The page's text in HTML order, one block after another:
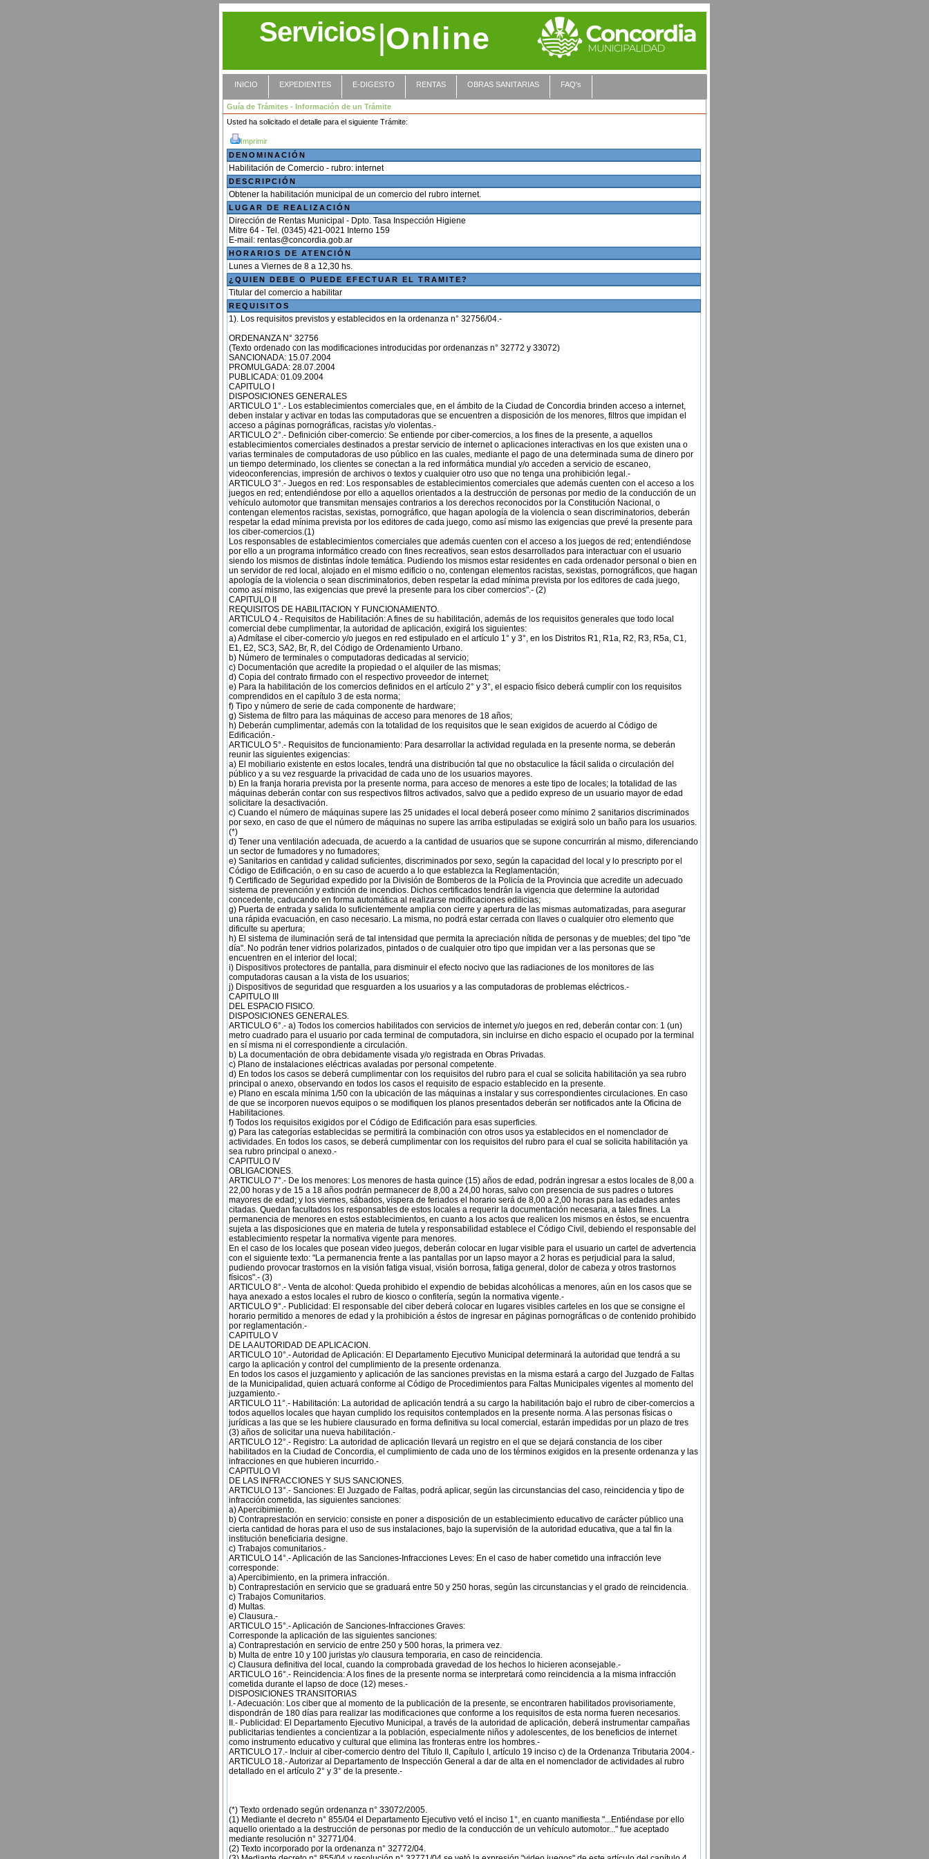
Servicios|Online
INICIO EXPEDIENTES E-DIGESTO RENTAS OBRAS SANITARIAS FAQ's
Guía de Trámites - Información de un Trámite
Usted ha solicitado el detalle para el siguiente Trámite:
Imprimir
DENOMINACIÓN
Habilitación de Comercio - rubro: internet
DESCRIPCIÓN
Obtener la habilitación municipal de un comercio del rubro internet.
LUGAR DE REALIZACIÓN
Dirección de Rentas Municipal - Dpto. Tasa Inspección Higiene
Mitre 64 - Tel. (0345) 421-0021 Interno 159
HORARIOS DE ATENCIÓN
Lunes a Viernes de 8 a 12,30 hs.
¿QUIEN DEBE O PUEDE EFECTUAR EL TRAMITE?
Titular del comercio a habilitar
REQUISITOS
1). Los requisitos previstos y establecidos en la ordenanza n° 32756/04.- ORDENANZA N° 32756 (Texto ordenado con las modificaciones introducidas por ordenanzas n° 32772 y 33072) SANCIONADA: 15.07.2004 PROMULGADA: 28.07.2004 PUBLICADA: 01.09.2004 CAPITULO I DISPOSICIONES GENERALES ARTICULO 1°.- Los establecimientos comerciales que, en el ámbito de la Ciudad de Concordia brinden acceso a internet, deben instalar y activar en todas las computadoras que se encuentren a disposición de los menores, filtros que impidan el acceso a páginas pornográficas, racistas y/o violentas.- ARTICULO 2°.- Definición ciber-comercio: Se entiende por ciber-comercios, a los fines de la presente, a aquellos establecimientos comerciales destinados a prestar servicio de internet o aplicaciones interactivas en los que existen una o varias terminales de computadoras de uso público en las cuales, mediante el pago de una determinada suma de dinero por un tiempo determinado, los clientes se conectan a la red informática mundial y/o acceden a servicio de escaneo, videoconferencias, impresión de archivos o textos y cualquier otro uso que no tenga una prohibición legal.- ARTICULO 3°.- Juegos en red: Los responsables de establecimientos comerciales que además cuenten con el acceso a los juegos en red; entendiéndose por ello a aquellos orientados a la destrucción de personas por medio de la conducción de un vehículo automotor que transmitan mensajes contrarios a los derechos reconocidos por la Constitución Nacional, o contengan elementos racistas, sexistas, pornográfico, que hagan apología de la violencia o sean discriminatorios, deberán respetar la edad mínima prevista por los editores de cada juego, como así mismo las exigencias que prevé la presente para los ciber-comercios.(1) Los responsables de establecimientos comerciales que además cuenten con el acceso a los juegos de red; entendiéndose por ello a un programa informático creado con fines recreativos, sean estos desarrollados para interactuar con el usuario siendo los mismos de distintas índole temática. Pudiendo los mismos estar residentes en cada ordenador personal o bien en un servidor de red local, alojado en el mismo edificio o no, contengan elementos racistas, sexistas, pornográficos, que hagan apología de la violencia o sean discriminatorios, deben respetar la edad mínima prevista por los editores de cada juego, como así mismo, las exigencias que prevé la presente para los ciber comercios".- (2) CAPITULO II REQUISITOS DE HABILITACION Y FUNCIONAMIENTO. ARTICULO 4.- Requisitos de Habilitación: A fines de su habilitación, además de los requisitos generales que todo local comercial debe cumplimentar, la autoridad de aplicación, exigirá los siguientes: a) Admítase el ciber-comercio y/o juegos en red estipulado en el artículo 1° y 3°, en los Distritos R1, R1a, R2, R3, R5a, C1, E1, E2, SC3, SA2, Br, R, del Código de Ordenamiento Urbano. b) Número de terminales o computadoras dedicadas al servicio; c) Documentación que acredite la propiedad o el alquiler de las mismas; d) Copia del contrato firmado con el respectivo proveedor de internet; e) Para la habilitación de los comercios definidos en el artículo 2° y 3°, el espacio físico deberá cumplir con los requisitos comprendidos en el capítulo 3 de esta norma; f) Tipo y número de serie de cada componente de hardware; g) Sistema de filtro para las máquinas de acceso para menores de 18 años; h) Deberán cumplimentar, además con la totalidad de los requisitos que le sean exigidos de acuerdo al Código de Edificación.- ARTICULO 5°.- Requisitos de funcionamiento: Para desarrollar la actividad regulada en la presente norma, se deberán reunir las siguientes exigencias: a) El mobiliario existente en estos locales, tendrá una distribución tal que no obstaculice la fácil salida o circulación del público y a su vez resguarde la privacidad de cada uno de los usuarios mayores. b) En la franja horaria prevista por la presente norma, para acceso de menores a este tipo de locales; la totalidad de las máquinas deberán contar con sus respectivos filtros activados, salvo que a pedido expreso de un usuario mayor de edad solicitare la desactivación. c) Cuando el número de máquinas supere las 25 unidades el local deberá poseer como mínimo 2 sanitarios discriminados por sexo, en caso de que el número de máquinas no supere las arriba estipuladas se exigirá solo un baño para los usuarios. (*) d) Tener una ventilación adecuada, de acuerdo a la cantidad de usuarios que se supone concurrirán al mismo, diferenciando un sector de fumadores y no fumadores; e) Sanitarios en cantidad y calidad suficientes, discriminados por sexo, según la capacidad del local y lo prescripto por el Código de Edificación, o en su caso de acuerdo a lo que establezca la Reglamentación; f) Certificado de Seguridad expedido por la División de Bomberos de la Policía de la Provincia que acredite un adecuado sistema de prevención y extinción de incendios. Dichos certificados tendrán la vigencia que determine la autoridad concedente, caducando en forma automática al realizarse modificaciones edilicias; g) Puerta de entrada y salida lo suficientemente amplia con cierre y apertura de las mismas automatizadas, para asegurar una rápida evacuación, en caso necesario. La misma, no podrá estar cerrada con llaves o cualquier otro elemento que dificulte su apertura; h) El sistema de iluminación será de tal intensidad que permita la apreciación nítida de personas y de muebles; del tipo "de día". No podrán tener vidrios polarizados, pintados o de cualquier otro tipo que impidan ver a las personas que se encuentren en el interior del local; i) Dispositivos protectores de pantalla, para disminuir el efecto nocivo que las radiaciones de los monitores de las computadoras causan a la vista de los usuarios; j) Dispositivos de seguridad que resguarden a los usuarios y a las computadoras de problemas eléctricos.- CAPITULO III DEL ESPACIO FISICO. DISPOSICIONES GENERALES. ARTICULO 6°.- a) Todos los comercios habilitados con servicios de internet y/o juegos en red, deberán contar con: 1 (un) metro cuadrado para el usuario por cada terminal de computadora, sin incluirse en dicho espacio el ocupado por la terminal en sí misma ni el correspondiente a circulación. b) La documentación de obra debidamente visada y/o registrada en Obras Privadas. c) Plano de instalaciones eléctricas avaladas por personal competente. d) En todos los casos se deberá cumplimentar con los requisitos del rubro para el cual se solicita habilitación ya sea rubro principal o anexo, observando en todos los casos el requisito de espacio establecido en la presente. e) Plano en escala mínima 1/50 con la ubicación de las máquinas a instalar y sus correspondientes circulaciones. En caso de que se incorporen nuevos equipos o se modifiquen los planos presentados deberán ser notificados ante la Oficina de Habilitaciones. f) Todos los requisitos exigidos por el Código de Edificación para esas superficies. g) Para las categorías establecidas se permitirá la combinación con otros usos ya establecidos en el nomenclador de actividades. En todos los casos, se deberá cumplimentar con los requisitos del rubro para el cual se solicita habilitación ya sea rubro principal o anexo.- CAPITULO IV OBLIGACIONES. ARTICULO 7°.- De los menores: Los menores de hasta quince (15) años de edad, podrán ingresar a estos locales de 8,00 a 22,00 horas y de 15 a 18 años podrán permanecer de 8,00 a 24,00 horas, salvo con presencia de sus padres o tutores mayores de edad; y los viernes, sábados, víspera de feriados el horario será de 8,00 a 2,00 horas para las edades antes citadas. Quedan facultados los responsables de estos locales a requerir la documentación necesaria, a tales fines. La permanencia de menores en estos establecimientos, en cuanto a los actos que realicen los mismos en éstos, se encuentra sujeta a las disposiciones que en materia de tutela y responsabilidad establece el Código Civil, debiendo el responsable del establecimiento respetar la normativa vigente para menores. En el caso de los locales que posean video juegos, deberán colocar en lugar visible para el usuario un cartel de advertencia con el siguiente texto: "La permanencia frente a las pantallas por un lapso mayor a 2 horas es perjudicial para la salud, pudiendo provocar trastornos en la visión fatiga visual, visión borrosa, fatiga general, dolor de cabeza y otros trastornos físicos".- (3) ARTICULO 8°.- Venta de alcohol: Queda prohibido el expendio de bebidas alcohólicas a menores, aún en los casos que se haya anexado a estos locales el rubro de kiosco o confitería, según la normativa vigente.- ARTICULO 9°.- Publicidad: El responsable del ciber deberá colocar en lugares visibles carteles en los que se consigne el horario permitido a menores de edad y la prohibición a éstos de ingresar en páginas pornográficas o de contenido prohibido por reglamentación.- CAPITULO V DE LA AUTORIDAD DE APLICACION. ARTICULO 10°.- Autoridad de Aplicación: El Departamento Ejecutivo Municipal determinará la autoridad que tendrá a su cargo la aplicación y control del cumplimiento de la presente ordenanza. En todos los casos el juzgamiento y aplicación de las sanciones previstas en la misma estará a cargo del Juzgado de Faltas de la Municipalidad, quien actuará conforme al Código de Procedimientos para Faltas Municipales vigentes al momento del juzgamiento.- ARTICULO 11°.- Habilitación: La autoridad de aplicación tendrá a su cargo la habilitación bajo el rubro de ciber-comercios a todos aquellos locales que hayan cumplido los requisitos contemplados en la presente norma. A las personas físicas o jurídicas a las que se les hubiere clausurado en forma definitiva su local comercial, estarán impedidas por un plazo de tres (3) años de solicitar una nueva habilitación.- ARTICULO 12°.- Registro: La autoridad de aplicación llevará un registro en el que se dejará constancia de los ciber habilitados en la Ciudad de Concordia, el cumpli